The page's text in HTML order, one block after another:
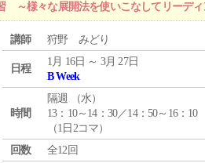
～様々な展開法を使いこなしてリーディ
講師 狩野 みどり
日程
1月 16日 ～ 3月 27日
B Week
時間
隔週 （水）
13：10～14：30／14：50～16：10
（1日2コマ）
回数
全12回